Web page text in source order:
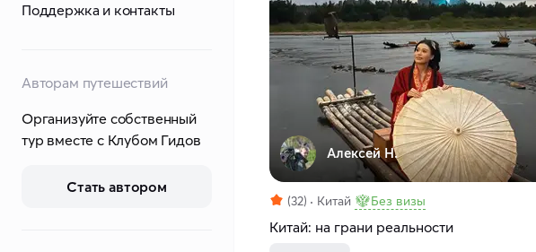
Поддержка и контакты
Авторам путешествий
Организуйте собственный
тур вместе с Клубом Гидов
Стать автором
Алексей Н.
(32) Китай Без визы
Китай: на грани реальности